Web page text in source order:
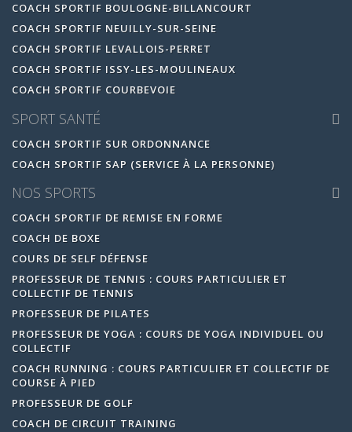
COACH SPORTIF BOULOGNE-BILLANCOURT
COACH SPORTIF NEUILLY-SUR-SEINE
COACH SPORTIF LEVALLOIS-PERRET
COACH SPORTIF ISSY-LES-MOULINEAUX
COACH SPORTIF COURBEVOIE
SPORT SANTÉ
COACH SPORTIF SUR ORDONNANCE
COACH SPORTIF SAP (SERVICE À LA PERSONNE)
NOS SPORTS
COACH SPORTIF DE REMISE EN FORME
COACH DE BOXE
COURS DE SELF DÉFENSE
PROFESSEUR DE TENNIS : COURS PARTICULIER ET
COLLECTIF DE TENNIS
PROFESSEUR DE PILATES
PROFESSEUR DE YOGA : COURS DE YOGA INDIVIDUEL OU
COLLECTIF
COACH RUNNING : COURS PARTICULIER ET COLLECTIF DE
COURSE À PIED
PROFESSEUR DE GOLF
COACH DE CIRCUIT TRAINING